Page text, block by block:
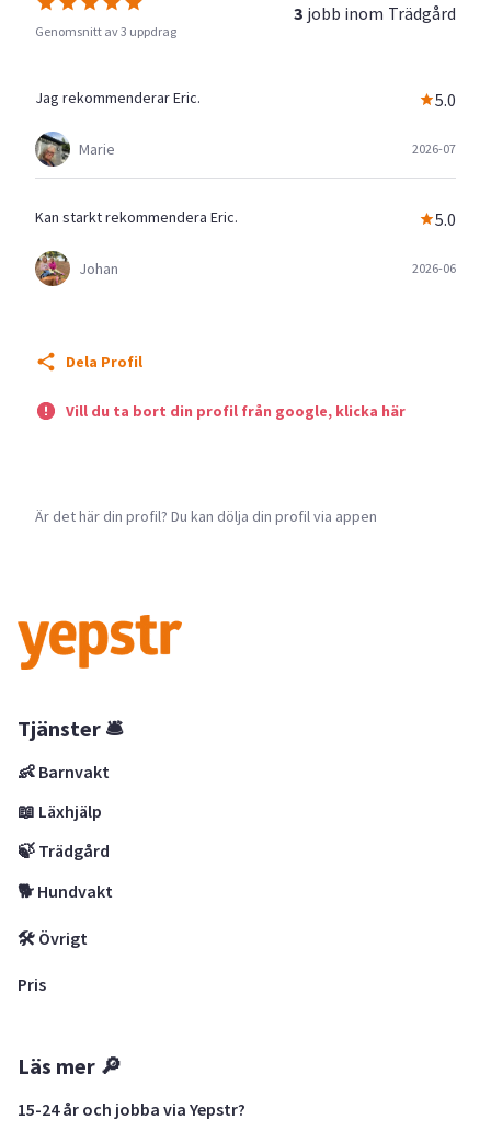
Genomsnitt av 3 uppdrag
3 jobb inom Trädgård
Jag rekommenderar Eric. 5.0
Marie 2026-07
Kan starkt rekommendera Eric. 5.0
Johan 2026-06
Dela Profil
Vill du ta bort din profil från google, klicka här
Är det här din profil? Du kan dölja din profil via appen
Tjänster 🛎
👶 Barnvakt
📖 Läxhjälp
🍃 Trädgård
🐕 Hundvakt
🛠 Övrigt
Pris
Läs mer 🔎
15-24 år och jobba via Yepstr?